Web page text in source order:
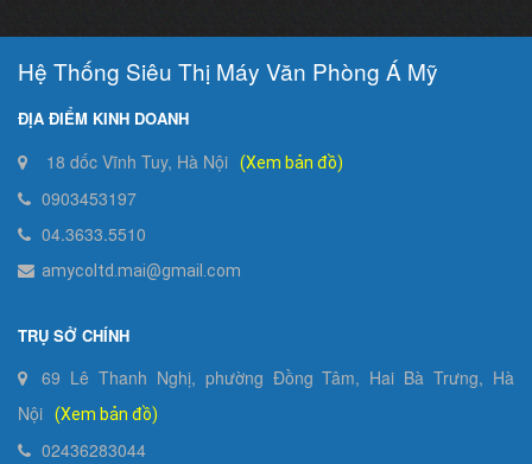
Hệ Thống Siêu Thị Máy Văn Phòng Á Mỹ
ĐỊA ĐIỂM KINH DOANH
18 dốc Vĩnh Tuy, Hà Nội (Xem bản đồ)
0903453197
04.3633.5510
amycoltd.mai@gmail.com
TRỤ SỞ CHÍNH
69 Lê Thanh Nghị, phường Đồng Tâm, Hai Bà Trưng, Hà
Nội
(Xem bản đồ)
02436283044